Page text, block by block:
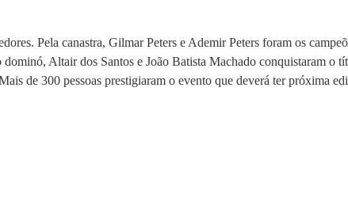
Pela canastra, Gilmar Peters e Ademir Peters foram os
Altair dos Santos e João Batista Machado conquistaram o
de 300 pessoas prestigiaram o evento que deverá ter próxima